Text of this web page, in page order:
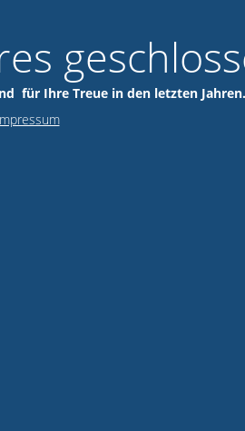
für Ihre Treue in den letzten Jahren.